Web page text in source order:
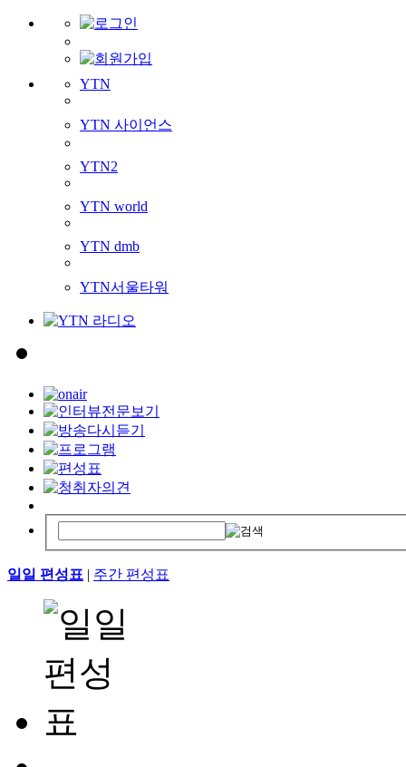
YTN
YTN 사이언스
YTN2
YTN world
YTN dmb
YTN서울타워
일일 편성표 | 주간 편성표